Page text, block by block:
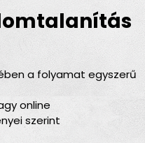
a folyamat egyszerű
online
szerint